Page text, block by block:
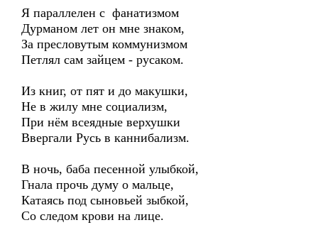
Я параллелен с фанатизмом
Дурманом лет он мне знаком,
За пресловутым коммунизмом
Петлял сам зайцем - русаком.
Из книг, от пят и до макушки,
Не в жилу мне социализм,
При нём всеядные верхушки
Ввергали Русь в каннибализм.
В ночь, баба песенной улыбкой,
Гнала прочь думу о мальце,
Катаясь под сыновьей зыбкой,
Со следом крови на лице.